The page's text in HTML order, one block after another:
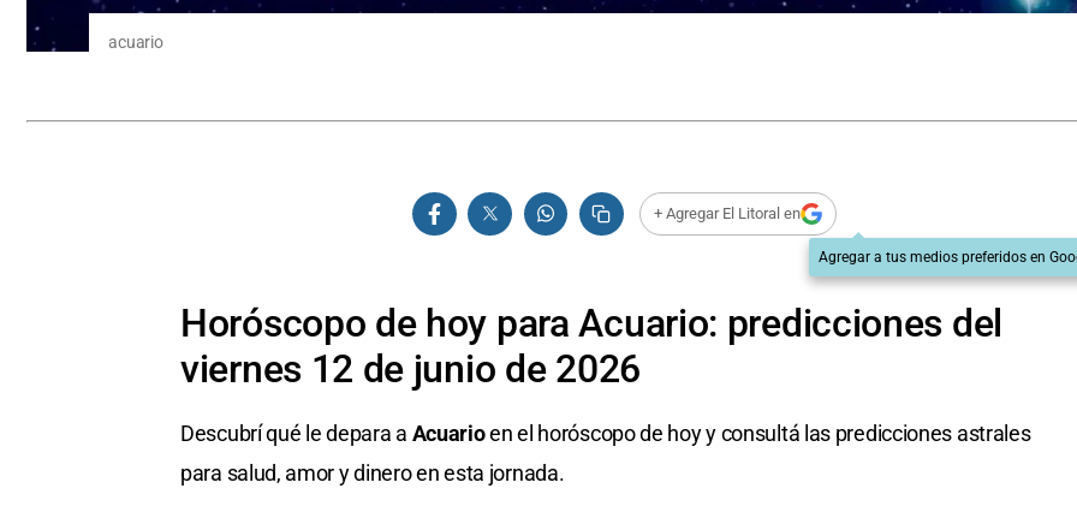
acuario
+ Agregar El Litoral en
Agregar a tus medios preferidos en
Horóscopo de hoy para Acuario: predicciones del
viernes 12 de junio de 2026
Descubrí qué le depara a Acuarioen el horóscopo de hoy y consultá las predicciones astrales
para salud, amor y dinero en esta jornada.